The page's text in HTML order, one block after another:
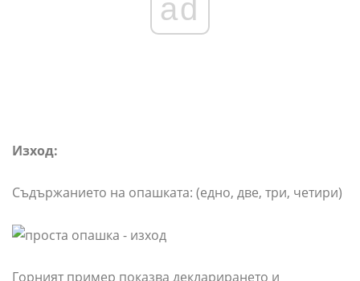
ad
Изход:
Съдържанието на опашката: (едно, две, три, четири)
Горният пример показва декларирането и